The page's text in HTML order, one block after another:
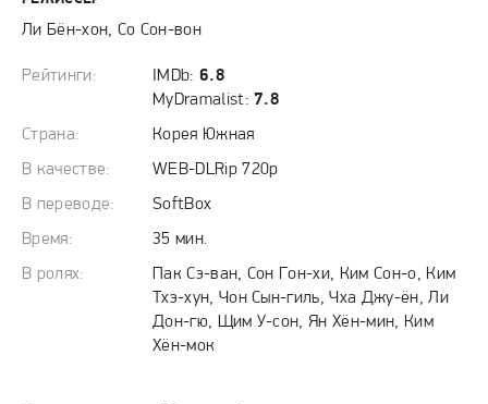
каждый день в напряжённую операцию под прикрытием.
Судьба сталкивает её с Ё Рюмом — загадочным юношей,
который, кажется, живёт в иной реальности, где чувства
себя живым. Их встреча — столкновение двух
одиночеств, двух изломанных миров. Необъяснимая связь
между безэмоциональным юношей и скрывающейся
убийцей вспыхивает мгновенно, становясь для каждого
странное притяжение не остаётся незамеченным.
Криминальный синдикат из прошлого Кё Уль выходит на
охоту, и теперь их хрупкому союзу предстоит выдержать
Ли Бён-хон, Со Сон-вон
Рейтинги: IMDb: 6.8
MyDramalist: 7.8
Страна:
Корея Южная
В качестве:
WEB-DLRip 720p
В переводе:
SoftBox
Время:
35 мин.
В ролях:
Пак Сэ-ван, Сон Гон-хи, Ким Сон-о, Ким
Тхэ-хун, Чон Сын-гиль, Чха Джу-ён, Ли
Дон-гю, Щим У-сон, Ян Хён-мин, Ким
Хён-мок